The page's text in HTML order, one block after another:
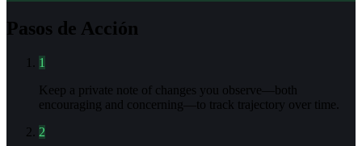
Pasos de Acción
1
Keep a private note of changes you observe—both
encouraging and concerning—to track trajectory over time.
2